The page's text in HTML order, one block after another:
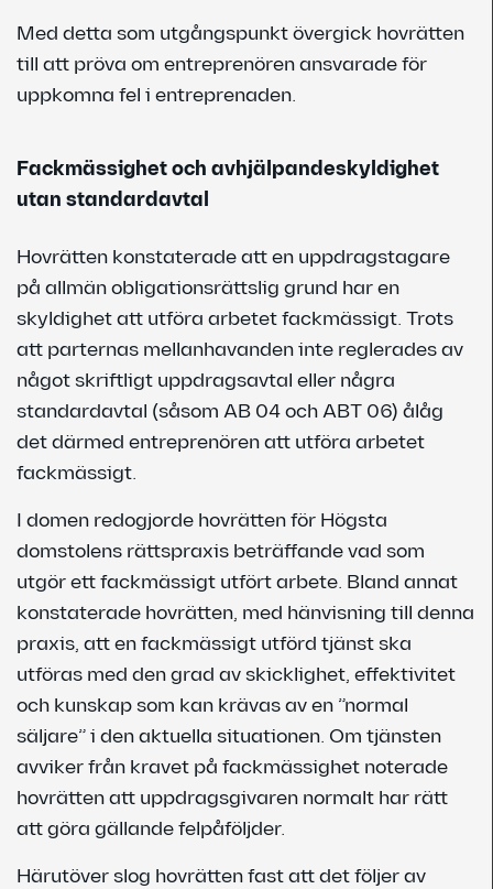
Med detta som utgångspunkt övergick hovrätten
till att pröva om entreprenören ansvarade för
uppkomna fel i entreprenaden.
Fackmässighet och avhjälpandeskyldighet
utan standardavtal
Hovrätten konstaterade att en uppdragstagare
på allmän obligationsrättslig grund har en
skyldighet att utföra arbetet fackmässigt. Trots
att parternas mellanhavanden inte reglerades av
något skriftligt uppdragsavtal eller några
standardavtal (såsom AB 04 och ABT 06) ålåg
det därmed entreprenören att utföra arbetet
fackmässigt.
I domen redogjorde hovrätten för Högsta
domstolens rättspraxis beträffande vad som
utgör ett fackmässigt utfört arbete. Bland annat
konstaterade hovrätten, med hänvisning till denna
praxis, att en fackmässigt utförd tjänst ska
utföras med den grad av skicklighet, effektivitet
och kunskap som kan krävas av en ”normal
säljare” i den aktuella situationen. Om tjänsten
avviker från kravet på fackmässighet noterade
hovrätten att uppdragsgivaren normalt har rätt
att göra gällande felpåföljder.
Härutöver slog hovrätten fast att det följer av